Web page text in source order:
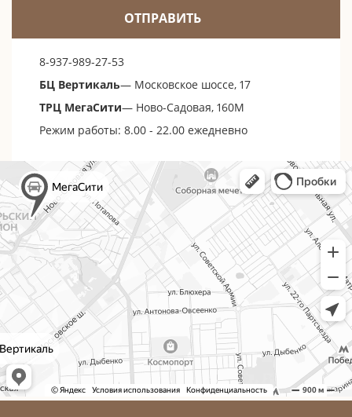
ОТПРАВИТЬ
8-937-989-27-53
БЦ Вертикаль— Московское шоссе, 17
ТРЦ МегаСити— Ново-Садовая, 160М
Режим работы: 8.00 - 22.00 ежедневно